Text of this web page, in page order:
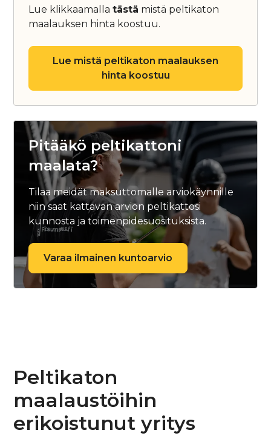
Lue klikkaamallatästä mistä peltikaton
maalauksen hinta koostuu.
Lue mistä peltikaton maalauksen
hinta koostuu
Pitääkö peltikattoni
maalata?
Tilaa meidät maksuttomalle arviokäynnille
niin saat kattavan arvion peltikattosi
kunnosta ja toimenpidesuosituksista.
Varaa ilmainen kuntoarvio
Peltikaton
maalaustöihin
erikoistunut yritys